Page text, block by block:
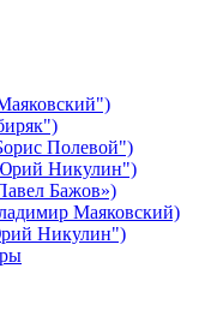
Полевой")
Никулин")
Бажов»)
Маяковский)
Никулин")